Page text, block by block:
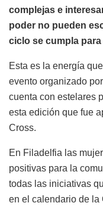
complejas e
poder no pueden
ciclo se cumpla
Esta es la energía
evento organizado
cuenta con estelares
esta edición que fue
Cross.
En Filadelfia las
positivas para la
todas las iniciativas
en el calendario de la